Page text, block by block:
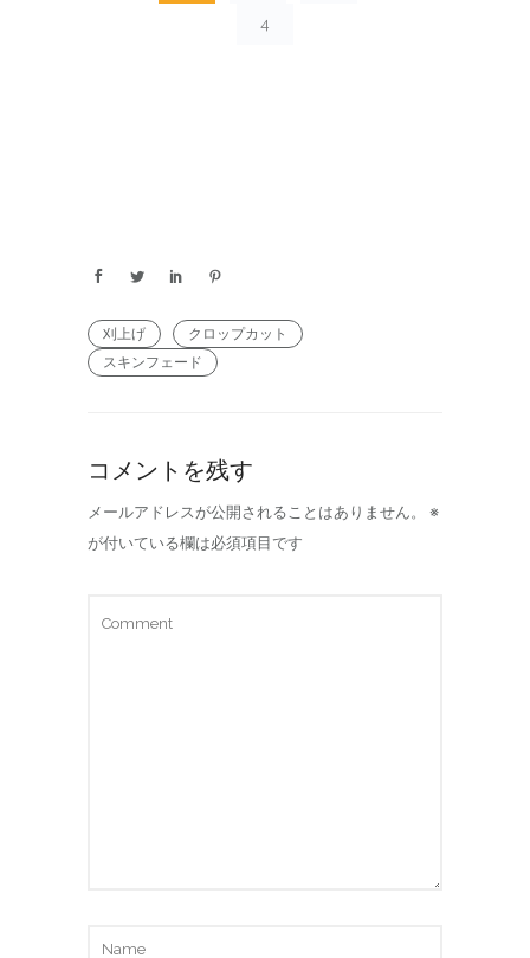
4
刈上げ
クロップカット
スキンフェード
コメントを残す
メールアドレスが公開されることはありません。
※
が付いている欄は必須項目です